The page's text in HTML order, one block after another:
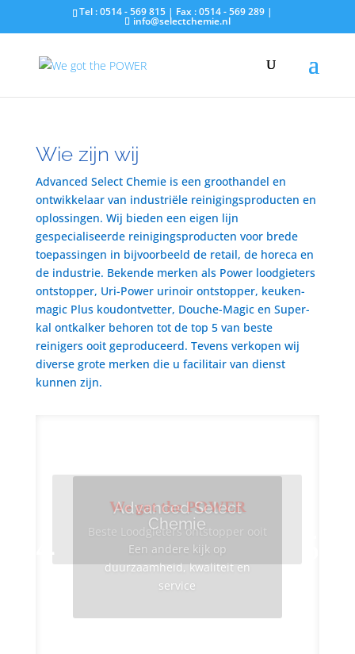
Tel : 0514 - 569 815 | Fax : 0514 - 569 289 |
info@selectchemie.nl
Wie zijn wij
Advanced Select Chemie is een groothandel en
ontwikkelaar van industriële reinigingsproducten en
oplossingen. Wij bieden een eigen lijn
gespecialiseerde reinigingsproducten voor brede
toepassingen in bijvoorbeeld de retail, de horeca en
de industrie. Bekende merken als Power loodgieters
ontstopper, Uri-Power urinoir ontstopper, keuken-
magic Plus koudontvetter, Douche-Magic en Super-
kal ontkalker behoren tot de top 5 van beste
reinigers ooit geproduceerd. Tevens verkopen wij
diverse grote merken die u facilitair van dienst
kunnen zijn.
Advanced Select
Chemie
Een andere kijk op
duurzaamheid, kwaliteit en
service
We got the POWER
Beste Loodgieters ontstopper ooit